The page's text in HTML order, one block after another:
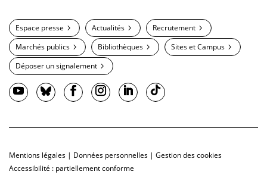
Espace presse Actualités
Recrutement
Marchés publics
Bibliothèques
Sites et Campus
Déposer un signalement
Mentions légales | Données personnelles | Gestion des cookies
Accessibilité : partiellement conforme